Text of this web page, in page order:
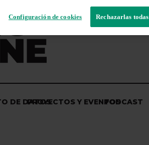
DE DATOS
PROYECTOS Y EVENTOSPODCAST
Configuración de cookies Rechazarlas todas